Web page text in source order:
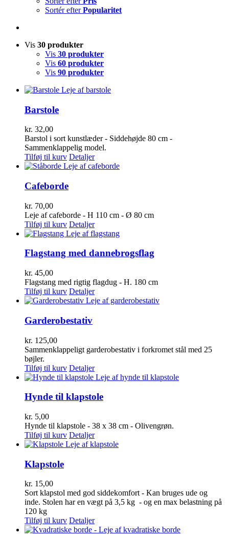
Sortér efterPopularitet
Vis 30 produkter
Vis 30 produkter
Vis 60 produkter
Vis 90 produkter
Barstole
kr. 32,00
Barstol i sort kunstlæder - Siddehøjde 80 cm -
Sammenklappelig model.
Tilføj til kurv Detaljer
Cafeborde
kr. 70,00
Leje af cafeborde - H 110 cm - Ø 80 cm
Tilføj til kurv Detaljer
Flagstang med dannebrogsflag
kr. 45,00
Flagstang med rigtig flagdug - H. 180 cm
Tilføj til kurv Detaljer
Garderobestativ
kr. 125,00
Sammenklappeligt garderobestativ i forkromet stål med 25
bøjler.
Tilføj til kurv Detaljer
Hynde til klapstole
kr. 5,00
Hynde til klapstole - 38 x 38 cm - Olivengrøn.
Tilføj til kurv Detaljer
Klapstole
kr. 15,00
Sort klapstol med god siddekomfort - Kan bruges ude og
inde. Stolen har en vægt på 3,5 kg - og en max belastning på
120 kg
Tilføj til kurv Detaljer